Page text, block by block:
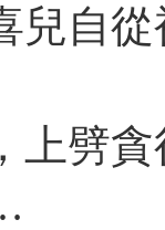
兒自
上劈